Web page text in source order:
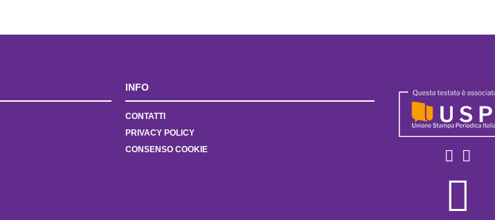
INFO
CONTATTI
PRIVACY POLICY
CONSENSO COOKIE